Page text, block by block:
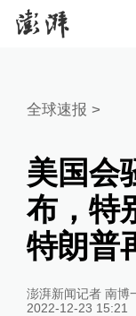
全球速报 >
美国会
布，特
特朗普
澎湃新闻记者 南博
2022-12-23 15:21